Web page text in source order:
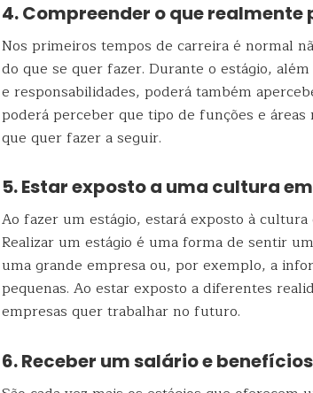
4. Compreender o que realmente
Nos primeiros tempos de carreira é normal
do que se quer fazer. Durante o estágio,
e responsabilidades, poderá também
poderá perceber que tipo de funções e
que quer fazer a seguir.
5. Estar exposto a uma cultura
Ao fazer um estágio, estará exposto à
Realizar um estágio é uma forma de sentir
uma grande empresa ou, por exemplo, a
pequenas. Ao estar exposto a diferentes
empresas quer trabalhar no futuro.
6. Receber um salário e benefícios